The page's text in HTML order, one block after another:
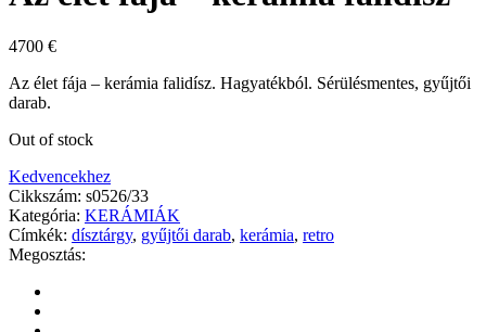
4700 €
Az élet fája – kerámia falidísz. Hagyatékból. Sérülésmentes, gyűjtői
darab.
Out of stock
Kedvencekhez
Cikkszám: s0526/33
Kategória: KERÁMIÁK
Címkék: dísztárgy, gyűjtői darab, kerámia, retro
Megosztás: